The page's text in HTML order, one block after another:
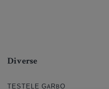
Diverse
TESTELE GARBO